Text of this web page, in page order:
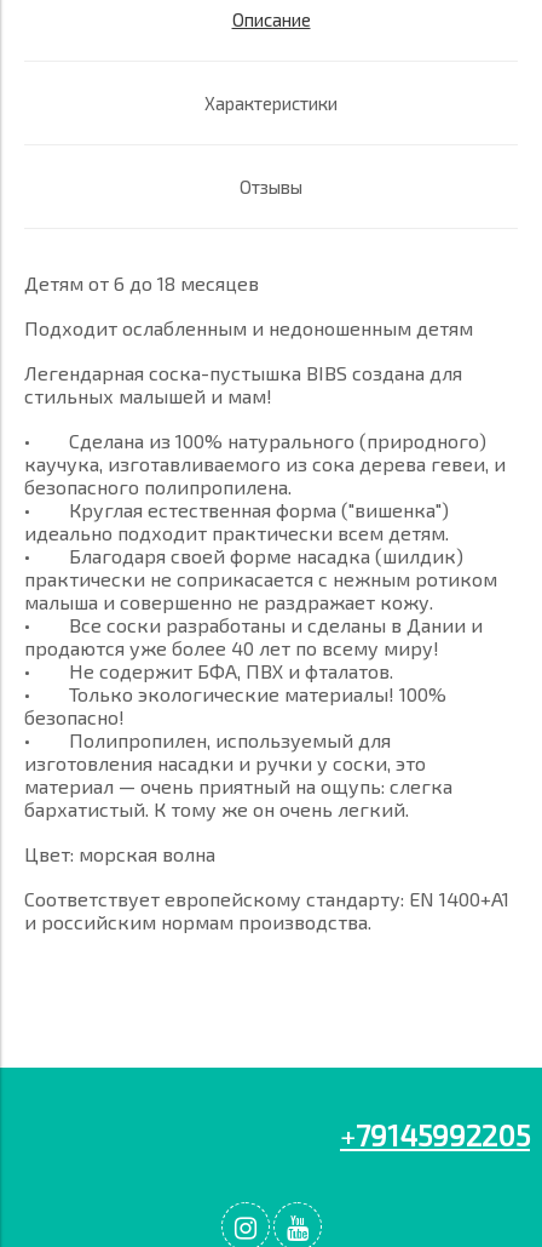
Описание
Характеристики
Отзывы
Детям от 6 до 18 месяцев
Подходит ослабленным и недоношенным детям
Легендарная соска-пустышка BIBS создана для
стильных малышей и мам!
• Сделана из 100% натурального (природного)
каучука, изготавливаемого из сока дерева гевеи, и
безопасного полипропилена.
• Круглая естественная форма ("вишенка")
идеально подходит практически всем детям.
• Благодаря своей форме насадка (шилдик)
практически не соприкасается с нежным ротиком
малыша и совершенно не раздражает кожу.
• Все соски разработаны и сделаны в Дании и
продаются уже более 40 лет по всему миру!
• Не содержит БФА, ПВХ и фталатов.
• Только экологические материалы! 100%
безопасно!
• Полипропилен, используемый для
изготовления насадки и ручки у соски, это
материал — очень приятный на ощупь: слегка
бархатистый. К тому же он очень легкий.
Цвет: морская волна
Соответствует европейскому стандарту: EN 1400+A1
и российским нормам производства.
+79145992205